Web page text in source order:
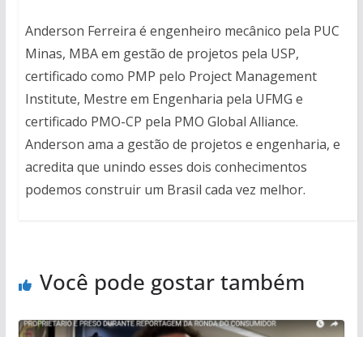
Anderson Ferreira é engenheiro mecânico pela PUC
Minas, MBA em gestão de projetos pela USP,
certificado como PMP pelo Project Management
Institute, Mestre em Engenharia pela UFMG e
certificado PMO-CP pela PMO Global Alliance.
Anderson ama a gestão de projetos e engenharia, e
acredita que unindo esses dois conhecimentos
podemos construir um Brasil cada vez melhor.
Você pode gostar também